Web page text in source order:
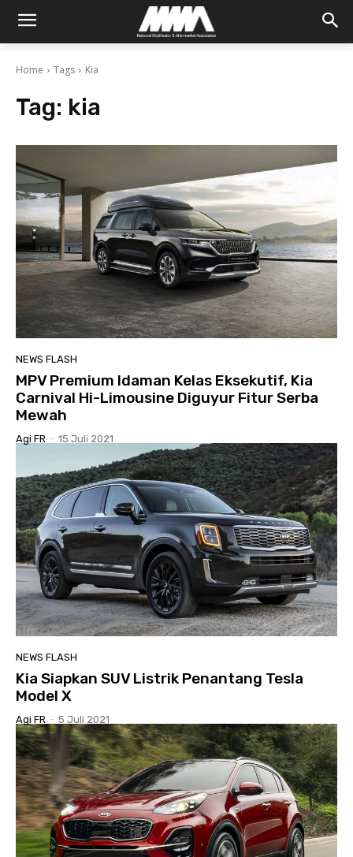
Home Tags Kia
Tag: kia
NEWS FLASH
MPV Premium Idaman Kelas Eksekutif, Kia
Carnival Hi-Limousine Diguyur Fitur Serba
Mewah
Agi FR - 15 Juli 2021
NEWS FLASH
Kia Siapkan SUV Listrik Penantang Tesla
Model X
Agi FR - 5 Juli 2021